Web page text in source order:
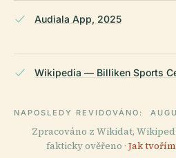
Audiala App, 2025
Wikipedia — Billiken Sports
NAPOSLEDY REVIDOVÁNO:
Zpracováno z Wikidat,
fakticky ověřeno · Jak